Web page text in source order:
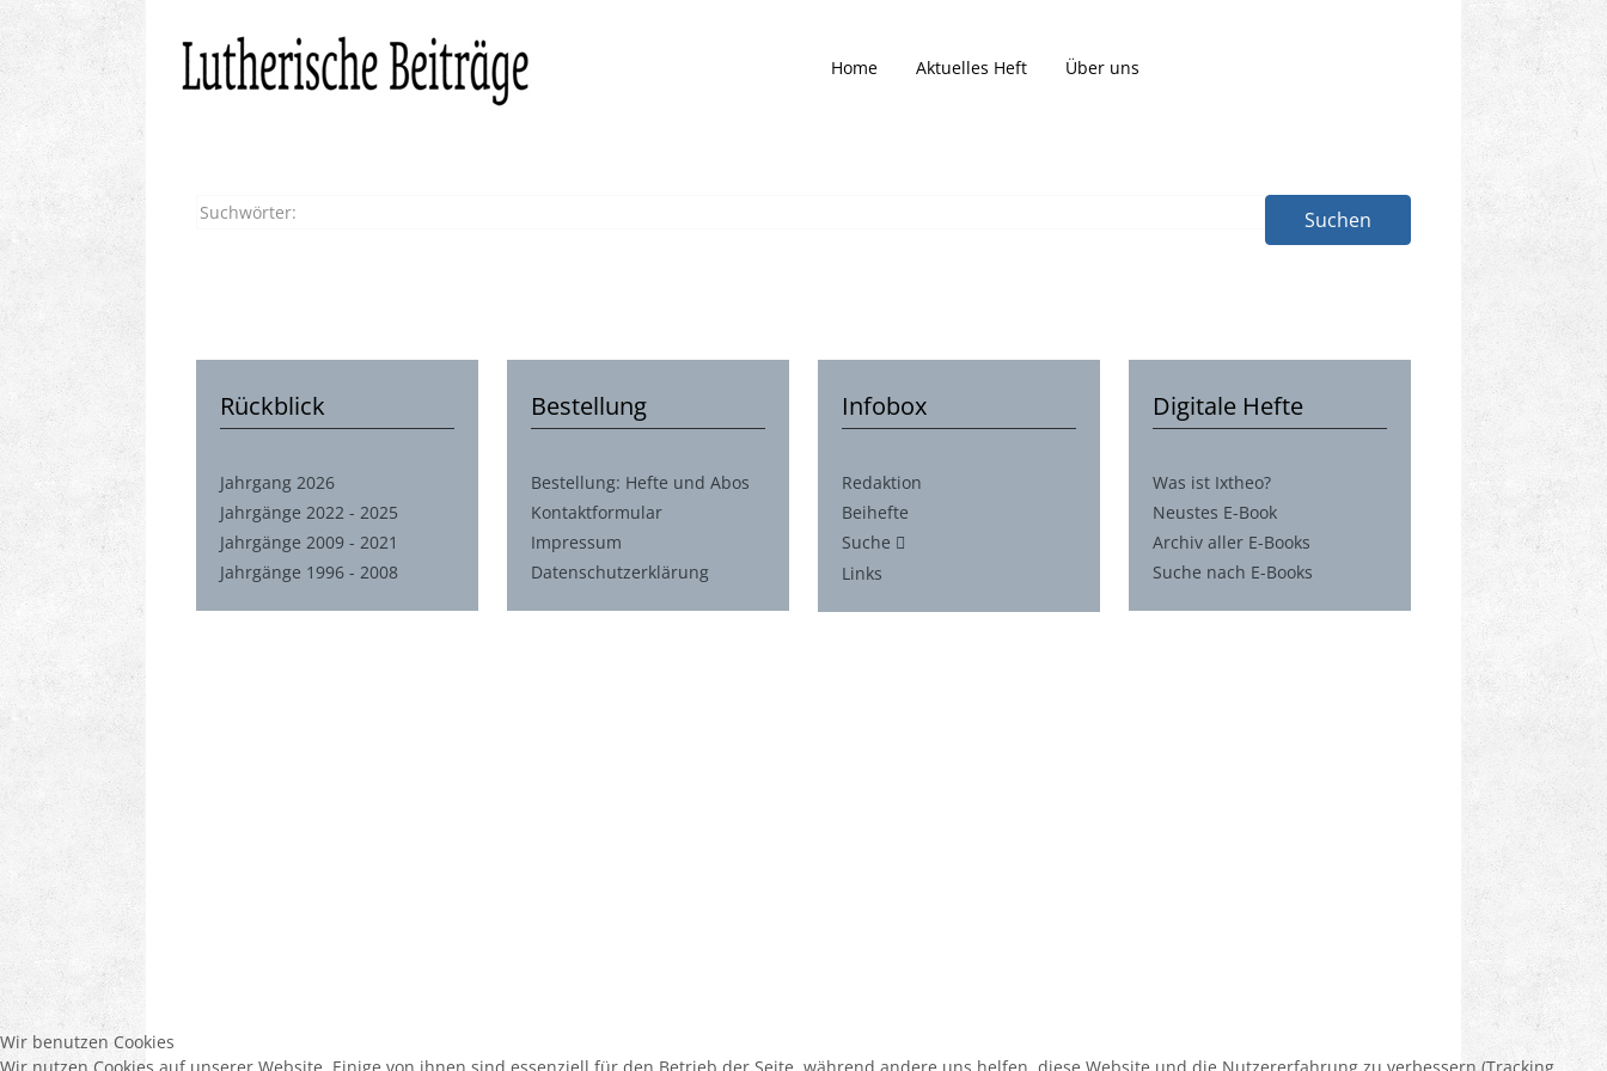
Home Aktuelles Heft Über uns
Suchen
Rückblick
Jahrgang 2026
Jahrgänge 2022 - 2025
Jahrgänge 2009 - 2021
Jahrgänge 1996 - 2008
Bestellung
Bestellung: Hefte und Abos
Kontaktformular
Impressum
Datenschutzerklärung
Infobox
Redaktion
Beihefte
Suche
Links
Digitale Hefte
Was ist Ixtheo?
Neustes E-Book
Archiv aller E-Books
Suche nach E-Books
Wir benutzen Cookies